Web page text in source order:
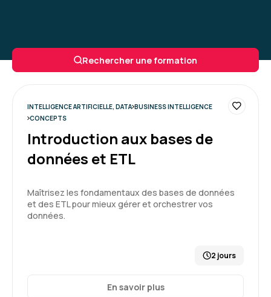
Rechercher une formation
INTELLIGENCE ARTIFICIELLE, DATA BUSINESS INTELLIGENCE
CONCEPTS
Introduction aux bases de
données et ETL
Maîtrisez les fondamentaux des bases de données
et des ETL pour mieux gérer et orchestrer vos
données.
2 jours
En savoir plus